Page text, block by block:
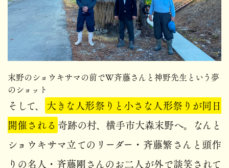
末野のショウキサマの前でW斉藤さんと神野先生という夢
のショット
そして、 大きな人形祭りと小さな人形祭りが同日
開催される 奇跡の村、横手市大森末野へ。なんと
ショウキサマ立てのリーダー・斉藤繁さんと頭作
りの名人・斉藤剛さんのお二人が外で談笑されて